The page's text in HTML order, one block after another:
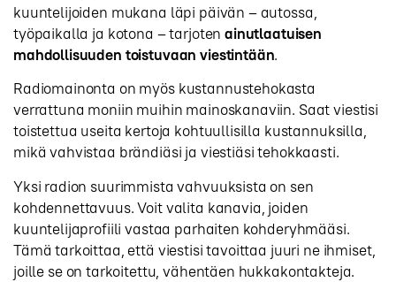
kuuntelijoiden mukana läpi päivän – autossa,
työpaikalla ja kotona – tarjotenainutlaatuisen
mahdollisuuden toistuvaan viestintään.
Radiomainonta on myös kustannustehokasta
verrattuna moniin muihin mainoskanaviin. Saat viestisi
toistettua useita kertoja kohtuullisilla kustannuksilla,
mikä vahvistaa brändiäsi ja viestiäsi tehokkaasti.
Yksi radion suurimmista vahvuuksista on sen
kohdennettavuus. Voit valita kanavia, joiden
kuuntelijaprofiili vastaa parhaiten kohderyhmääsi.
Tämä tarkoittaa, että viestisi tavoittaa juuri ne ihmiset,
joille se on tarkoitettu, vähentäen hukkakontakteja.